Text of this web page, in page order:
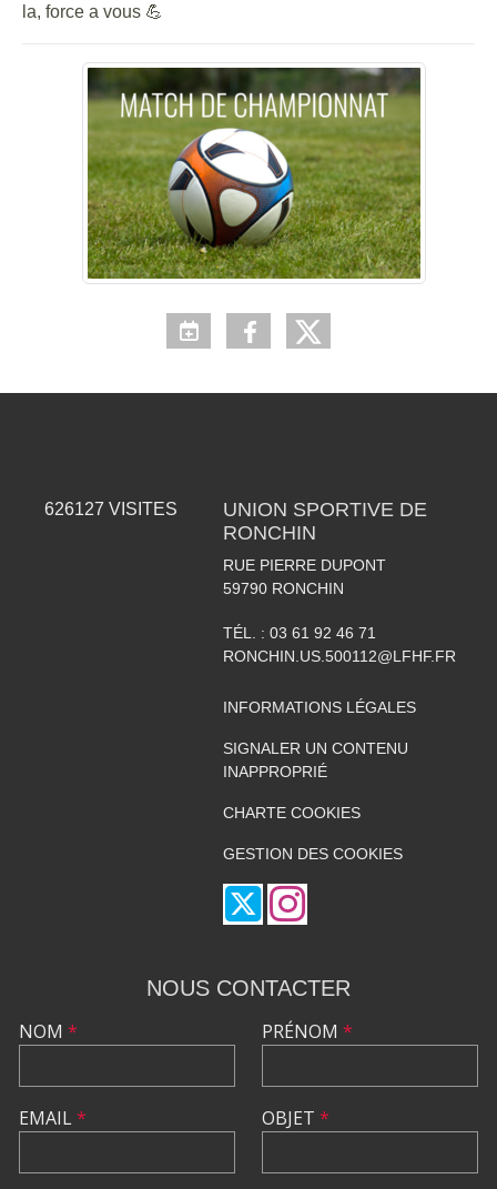
la, force a vous 💪
626127 VISITES
UNION SPORTIVE DE
RONCHIN
RUE PIERRE DUPONT
59790 RONCHIN
TÉL. : 03 61 92 46 71
RONCHIN.US.500112@LFHF.FR
INFORMATIONS LÉGALES
SIGNALER UN CONTENU
INAPPROPRIÉ
CHARTE COOKIES
GESTION DES COOKIES
NOUS CONTACTER
NOM *
EMAIL*
PRÉNOM *
OBJET *